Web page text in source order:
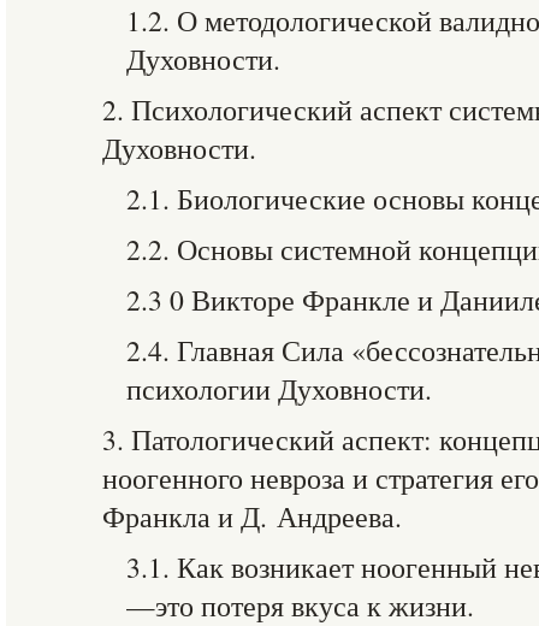
1.2. О методологической
Духовности.
2. Психологический аспект
Духовности.
2.1. Биологические основы
2.2. Основы системной
2.3 0 Викторе Франкле и
2.4. Главная Сила
психологии Духовности.
3. Патологический аспект:
ноогенного невроза и стратегия
Франкла и Д. Андреева.
3.1. Как возникает ноогенный
—это потеря вкуса к жизни.